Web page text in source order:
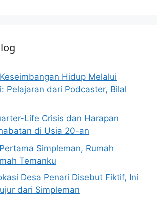
Hidup Melalui
Pelajaran dari Podcaster, Bilal
Life Crisis dan Harapan
di Usia 20-an
Simpleman, Rumah
Temanku
Desa Penari Disebut Fiktif, Ini
dari Simpleman